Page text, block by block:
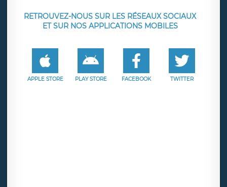
RETROUVEZ-NOUS SUR LES RÉSEAUX SOCIAUX
ET SUR NOS APPLICATIONS MOBILES
APPLE STORE PLAY STORE FACEBOOK TWITTER